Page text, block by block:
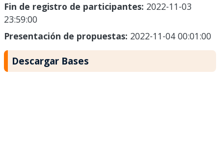
Fin de registro de participantes: 2022-11-03
23:59:00
Presentación de propuestas: 2022-11-04 00:01:00
Descargar Bases